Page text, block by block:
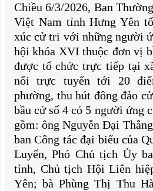
Chiều 6/3/2026, Ban
Việt Nam tỉnh Hưng Yên
xúc cử tri với những người
hội khóa XVI thuộc đơn vị
được tổ chức trực tiếp tại
nối trực tuyến tới 20
phường, thu hút đông đảo
bầu cử số 4 có 5 người ứng
gồm: ông Nguyễn Đại
ban Công tác đại biểu của
Luyến, Phó Chủ tịch Ủy
tỉnh, Chủ tịch Hội Liên
Yên; bà Phùng Thị Thu